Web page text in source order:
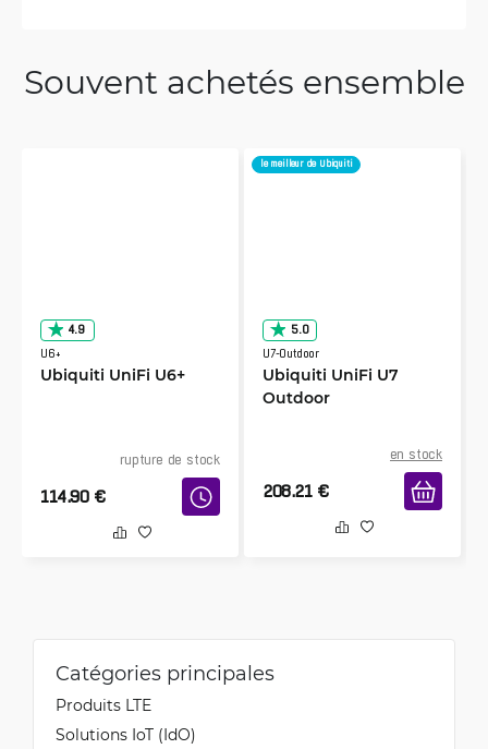
Souvent achetés ensemble
4.9
U6+
Ubiquiti UniFi U6+
rupture de stock
114.90 €
le meilleur de Ubiquiti
5.0
U7-Outdoor
Ubiquiti UniFi U7
Outdoor
en stock
208.21 €
Catégories principales
Produits LTE
Solutions IoT (IdO)